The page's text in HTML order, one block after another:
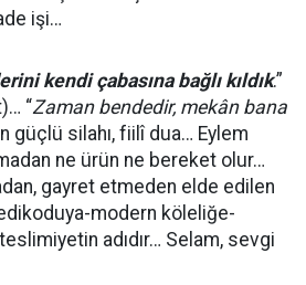
işi…
kendi çabasına bağlı kıldık.”
“Zaman bendedir, mekân bana
güçlü silahı, fiilî dua… Eylem
ne ürün ne bereket olur…
gayret etmeden elde edilen
modern köleliğe-
adıdır… Selam, sevgi